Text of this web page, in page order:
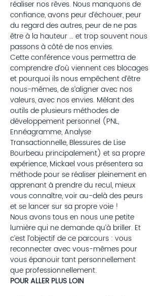
réaliser nos rêves. Nous manquons de
confiance, avons peur d’échouer, peur
du regard des autres, peur de ne pas
être à la hauteur … et trop souvent nous
passons à côté de nos envies.
Cette conférence vous permettra de
comprendre d’où viennent ces blocages
et pourquoi ils nous empêchent d’être
nous-mêmes, de s’aligner avec nos
valeurs, avec nos envies. Mêlant des
outils de plusieurs méthodes de
développement personnel (PNL,
Ennéagramme, Analyse
Transactionnelle, Blessures de Lise
Bourbeau principalement) et sa propre
expérience, Mickael vous présentera sa
méthode pour se réaliser pleinement en
apprenant à prendre du recul, mieux
vous connaître, voir au-delà des peurs
et se lancer sur sa propre voie !
Nous avons tous en nous une petite
lumière qui ne demande qu’à briller. Et
c’est l’objectif de ce parcours : vous
reconnecter avec vous-mêmes pour
vous épanouir tant personnellement
que professionnellement.
POUR ALLER PLUS LOIN